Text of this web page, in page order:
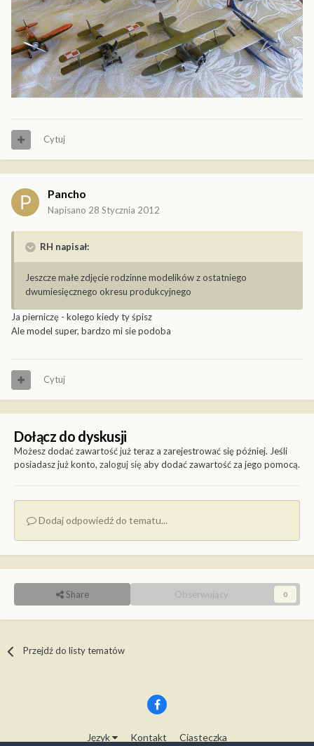
Cytuj
Pancho
Napisano 28 Stycznia 2012
RH napisał:
Jeszcze małe zdjęcie rodzinne modelików z ostatniego
dwumiesięcznego okresu produkcyjnego
Ja pierniczę - kolego kiedy ty śpisz
Ale model super, bardzo mi sie podoba
Cytuj
Dołącz do dyskusji
Możesz dodać zawartość już teraz a zarejestrować się później. Jeśli
posiadasz już konto, zaloguj sięaby dodać zawartość za jego pomocą.
Dodaj odpowiedź do tematu...
Share Obserwujący 0
Przejdź do listy tematów
Język Kontakt Ciasteczka